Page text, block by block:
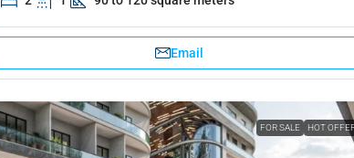
Email
FOR SALE HOT